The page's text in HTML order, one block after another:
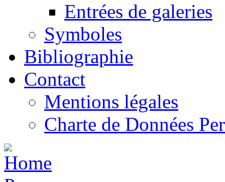
Entrées de galeries
Symboles
Bibliographie
Contact
Mentions légales
Charte de Données